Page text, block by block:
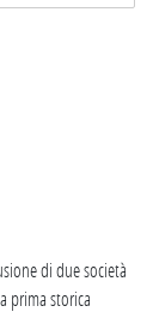
di due società
prima storica